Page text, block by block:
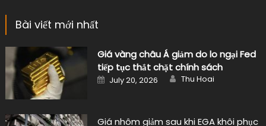
Bài viết mới nhất
Giá vàng châu Á giảm do lo ngại Fed
tiếp tục thắt chặt chính sách
Posted
on
July 20, 2026 Author
Thu Hoai
Giá nhôm giảm sau khi EGA khôi phục